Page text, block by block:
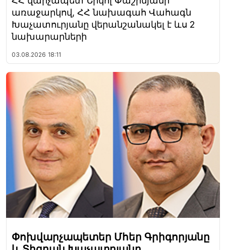
առաջարկով, ՀՀ նախագահ Վահագն
Խաչատուրյանը վերանշանակել է ևս 2
նախարարների
03.08.2026 18:11
Փոխվարչապետեր Մհեր Գրիգորյանը